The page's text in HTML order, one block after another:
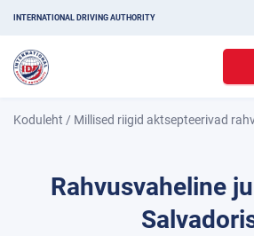
INTERNATIONAL DRIVING AUTHORITY
Koduleht / Millised riigid aktsepteerivad
Rahvusvaheline